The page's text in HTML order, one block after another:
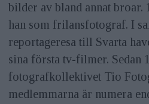
bilder av bland annat broar.
han som frilansfotograf. I
reportageresa till Svarta
sina första tv-filmer. Sedan
fotografkollektivet Tio
medlemmarna är numera